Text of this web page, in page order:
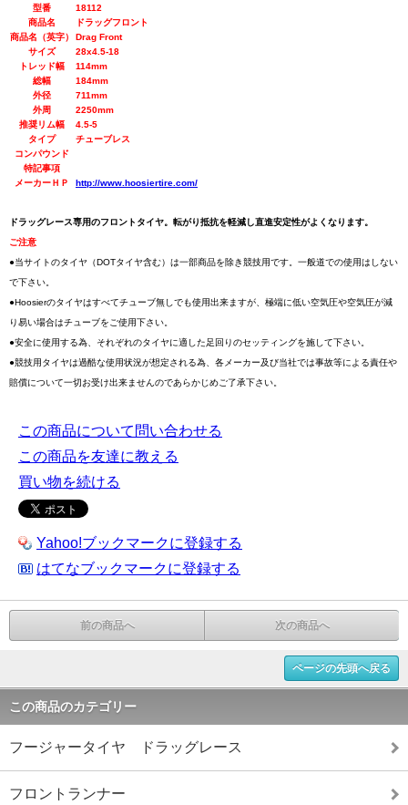
型番
18112
商品名
ドラッグフロント
商品名（英字）
Drag Front
サイズ
28x4.5-18
トレッド幅
114mm
総幅
184mm
外径
711mm
外周
2250mm
推奨リム幅
4.5-5
タイプ
チューブレス
コンパウンド
特記事項
メーカーＨＰ
http://www.hoosiertire.com/
ドラッグレース専用のフロントタイヤ。転がり抵抗を軽減し直進安定性がよくなります。
ご注意
●当サイトのタイヤ（DOTタイヤ含む）は一部商品を除き競技用です。一般道での使用はしない
で下さい。
●Hoosierのタイヤはすべてチューブ無しでも使用出来ますが、極端に低い空気圧や空気圧が減
り易い場合はチューブをご使用下さい。
●安全に使用する為、それぞれのタイヤに適した足回りのセッティングを施して下さい。
●競技用タイヤは過酷な使用状況が想定される為、各メーカー及び当社では事故等による責任や
賠償について一切お受け出来ませんのであらかじめご了承下さい。
この商品について問い合わせる
この商品を友達に教える
買い物を続ける
Yahoo!ブックマークに登録する
はてなブックマークに登録する
前の商品へ 次の商品へ
ページの先頭へ戻る
この商品のカテゴリー
フージャータイヤ ドラッグレース
フロントランナー